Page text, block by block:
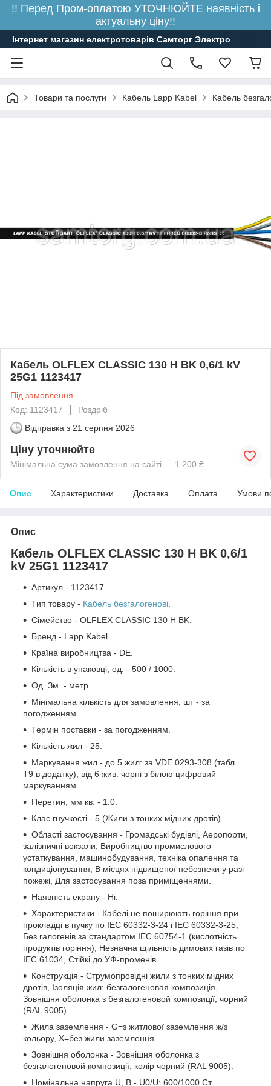
!! Перед Пром-оплатою УТОЧНЮЙТЕ наявність і
актуальну ціну!!
Інтернет магазин електротоварів Самторг Электро
Товари та послуги Кабель Lapp Kabel Кабель
Кабель OLFLEX CLASSIC 130 H BK 0,6/1 kV
25G1 1123417
Під замовлення
Код: 1123417
Роздріб
Відправка з 21 серпня 2026
Ціну уточнюйте
Мінімальна сума замовлення на сайті — 1 200 ₴
Опис Характеристики Доставка Оплата Умови
Опис
Кабель OLFLEX CLASSIC 130 H BK 0,6/1
kV 25G1 1123417
Артикул - 1123417.
Тип товару - Кабель безгалогенові.
Сімейство - OLFLEX CLASSIC 130 H BK.
Бренд - Lapp Kabel.
Країна виробництва - DE.
Кількість в упаковці, од. - 500 / 1000.
Од. Зм. - метр.
Мінімальна кількість для замовлення, шт - за
погодженням.
Термін поставки - за погодженням.
Кількість жил - 25.
Маркування жил - до 5 жил: за VDE 0293-308 (табл.
T9 в додатку), від 6 жив: чорні з білою цифровий
маркуванням.
Перетин, мм кв. - 1.0.
Клас гнучкості - 5 (Жили з тонких мідних дротів).
Області застосування - Громадські будівлі, Аеропорти,
залізничні вокзали, Виробництво промислового
устаткування, машинобудування, техніка опалення та
кондиціонування, В місцях підвищеної небезпеки у разі
пожежі, Для застосування поза приміщеннями.
Наявність екрану - Ні.
Характеристики - Кабелі не поширюють горіння при
прокладці в пучку по IEC 60332-3-24 і IEC 60332-3-25,
Без галогенів за стандартом IEC 60754-1 (кислотність
продуктів горіння), Незначна щільність димових газів по
IEC 61034, Стійкі до УФ-променів.
Конструкція - Струмопровідні жили з тонких мідних
дротів, Ізоляція жил: безгалогеновая композиція,
Зовнішня оболонка з безгалогеновой композиції, чорний
(RAL 9005).
Жила заземлення - G=з житлової заземлення ж/з
кольору, Х=без жили заземлення.
Зовнішня оболонка - Зовнішня оболонка з
безгалогеновой композиції, колір чорний (RAL 9005).
Номінальна напруга U, В - U0/U: 600/1000 Ст.